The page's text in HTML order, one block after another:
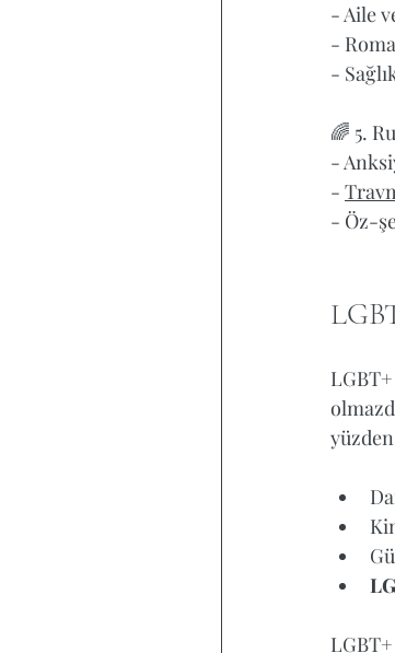
- Aile
-
-
🌈 5.
-
-
- Öz-
LGBT+